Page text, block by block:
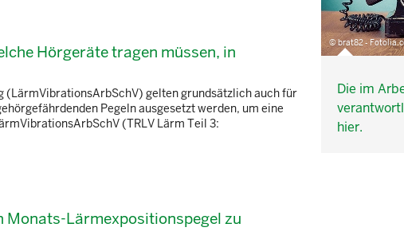
Hörgeräte tragen müssen, in
(LärmVibrationsArbSchV) gelten grundsätzlich auch für
Pegeln ausgesetzt werden, um eine
(TRLV Lärm Teil 3:
Monats-Lärmexpositionspegel zu
© brat82 -
Die im
hier.